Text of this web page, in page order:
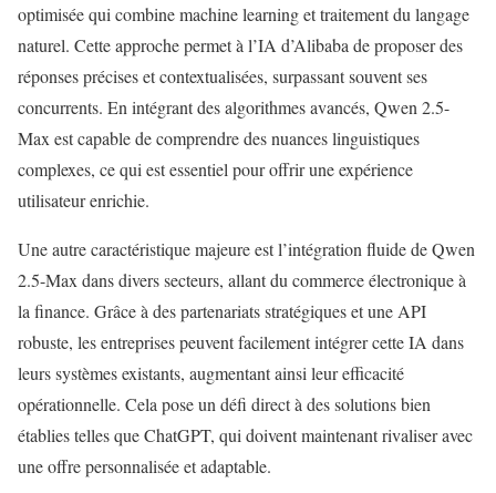
optimisée qui combine machine learning et traitement du langage
naturel. Cette approche permet à l’IA d’Alibaba de proposer des
réponses précises et contextualisées, surpassant souvent ses
concurrents. En intégrant des algorithmes avancés, Qwen 2.5-
Max est capable de comprendre des nuances linguistiques
complexes, ce qui est essentiel pour offrir une expérience
utilisateur enrichie.
Une autre caractéristique majeure est l’intégration fluide de Qwen
2.5-Max dans divers secteurs, allant du commerce électronique à
la finance. Grâce à des partenariats stratégiques et une API
robuste, les entreprises peuvent facilement intégrer cette IA dans
leurs systèmes existants, augmentant ainsi leur efficacité
opérationnelle. Cela pose un défi direct à des solutions bien
établies telles que ChatGPT, qui doivent maintenant rivaliser avec
une offre personnalisée et adaptable.